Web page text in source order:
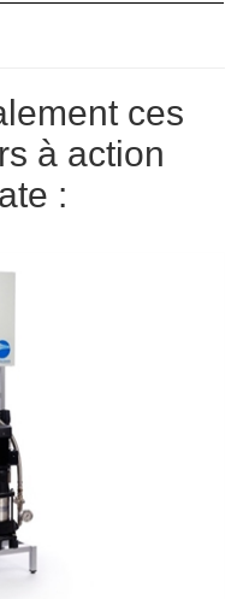
ces
à action
: